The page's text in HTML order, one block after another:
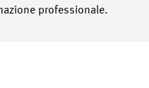
professionale.